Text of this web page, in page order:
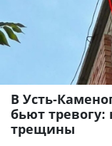
В Усть-
бьют тревогу:
трещины